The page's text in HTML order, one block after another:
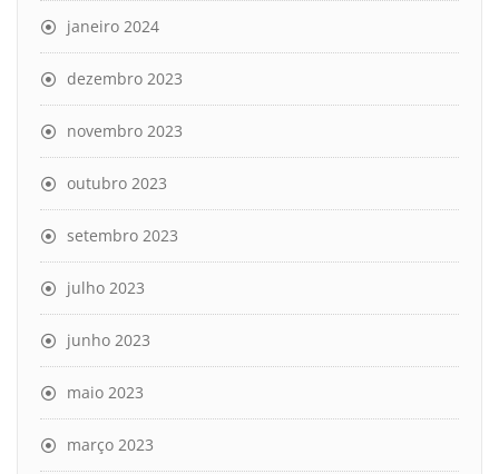
janeiro 2024
dezembro 2023
novembro 2023
outubro 2023
setembro 2023
julho 2023
junho 2023
maio 2023
março 2023